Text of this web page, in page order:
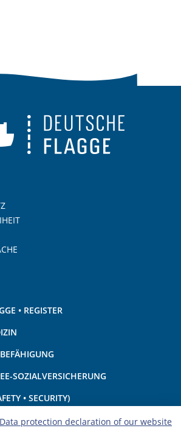
• REGISTER
SOZIALVERSICHERUNG
• SECURITY)
Data protection declaration of our website